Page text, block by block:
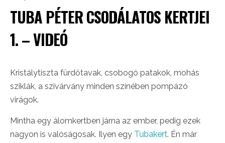
TUBA PÉTER CSODÁLATOS KERTJEI
1. – VIDEÓ
Kristálytiszta fürdőtavak, csobogó patakok, mohás
sziklák, a szivárvány minden színében pompázó
virágok.
Mintha egy álomkertben járna az ember, pedig ezek
nagyon is valóságosak. Ilyen egy Tubakert. Én már